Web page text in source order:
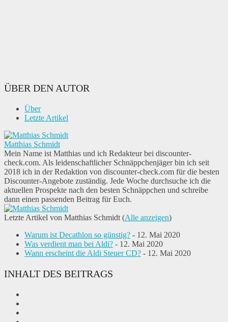
ÜBER DEN AUTOR
Über
Letzte Artikel
Matthias Schmidt
Mein Name ist Matthias und ich Redakteur bei discounter-
check.com. Als leidenschaftlicher Schnäppchenjäger bin ich seit
2018 ich in der Redaktion von discounter-check.com für die besten
Discounter-Angebote zuständig. Jede Woche durchsuche ich die
aktuellen Prospekte nach den besten Schnäppchen und schreibe
dann einen passenden Beitrag für Euch.
Letzte Artikel von Matthias Schmidt (Alle anzeigen)
Warum ist Decathlon so günstig? - 12. Mai 2020
Was verdient man bei Aldi? - 12. Mai 2020
Wann erscheint die Aldi Steuer CD? - 12. Mai 2020
INHALT DES BEITRAGS